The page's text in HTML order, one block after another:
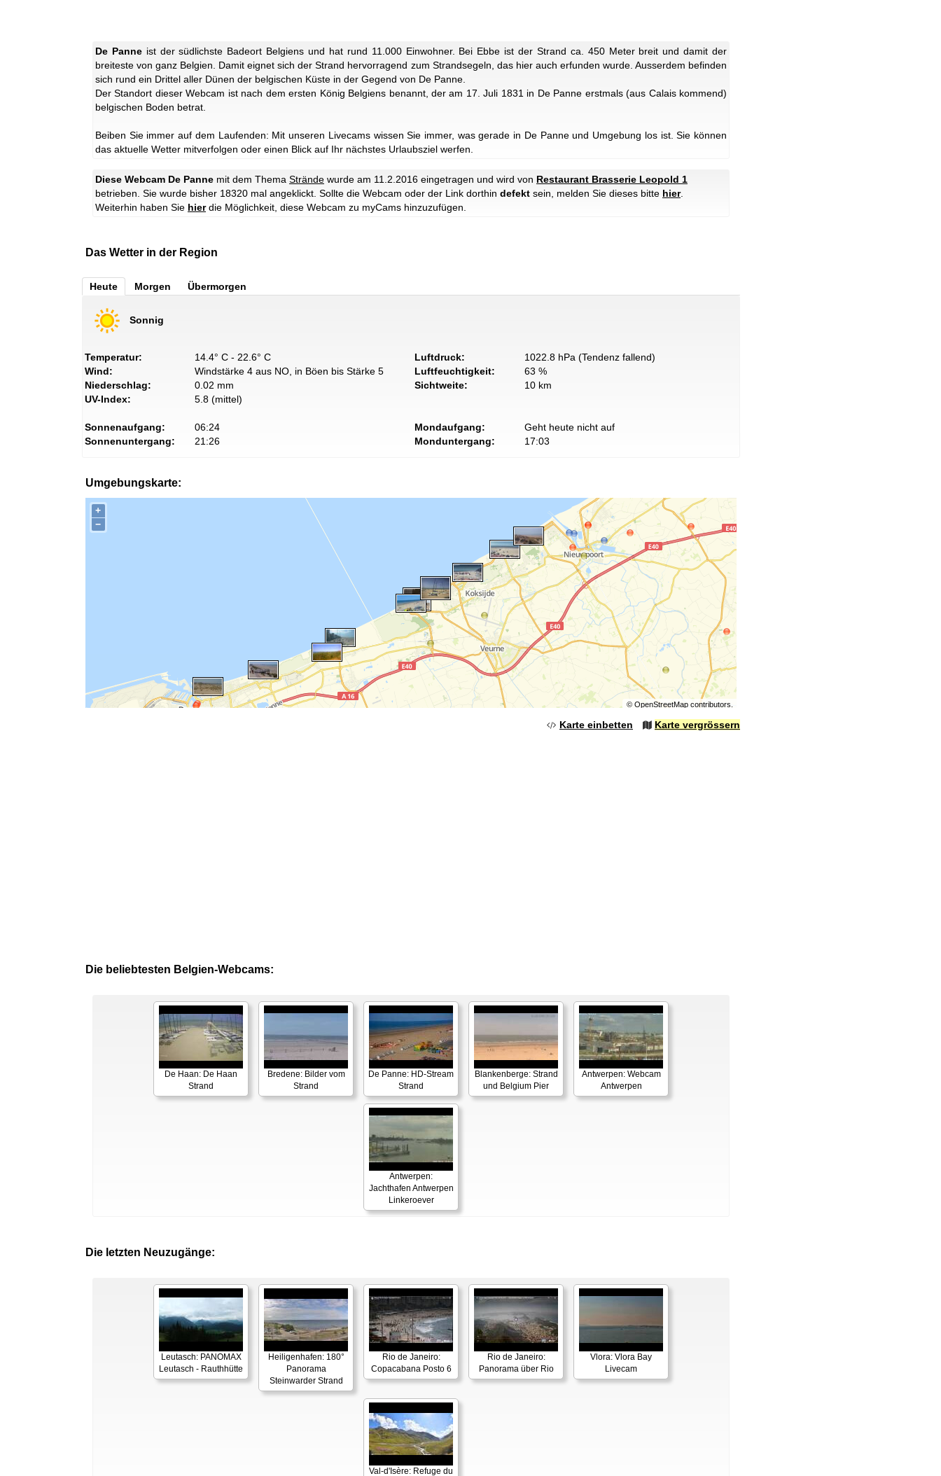
De Panneist der südlichste Badeort Belgiens und hat rund 11.000 Einwohner. Bei Ebbe ist der Strand ca. 450 Meter breit und damit der
breiteste von ganz Belgien. Damit eignet sich der Strand hervorragend zum Strandsegeln, das hier auch erfunden wurde. Ausserdem befinden
sich rund ein Drittel aller Dünen der belgischen Küste in der Gegend von De Panne.
Der Standort dieser Webcam ist nach dem ersten König Belgiens benannt, der am 17. Juli 1831 in De Panne erstmals (aus Calais kommend)
belgischen Boden betrat.
Beiben Sie immer auf dem Laufenden: Mit unseren Livecams wissen Sie immer, was gerade in De Panne und Umgebung los ist. Sie können
das aktuelle Wetter mitverfolgen oder einen Blick auf Ihr nächstes Urlaubsziel werfen.
Diese Webcam De Panne mit dem Thema Strände wurde am 11.2.2016 eingetragen und wird von Restaurant Brasserie Leopold 1
betrieben. Sie wurde bisher 18320 mal angeklickt. Sollte die Webcam oder der Link dorthin defekt sein, melden Sie dieses bitte hier.
Weiterhin haben Sie hierdie Möglichkeit, diese Webcam zu myCams hinzuzufügen.
Das Wetter in der Region
Heute Morgen Übermorgen
Sonnig
Temperatur:
14.4° C - 22.6° C
Wind:
Windstärke 4 aus NO, in Böen bis Stärke 5
Niederschlag:
0.02 mm
UV-Index:
5.8 (mittel)
Luftdruck:
1022.8 hPa (Tendenz fallend)
Luftfeuchtigkeit:
63 %
Sichtweite:
10 km
Sonnenaufgang:
06:24
Sonnenuntergang:
21:26
Mondaufgang:
Geht heute nicht auf
Monduntergang:
17:03
Umgebungskarte:
+
−
© OpenStreetMapcontributors.
Karte einbetten Karte vergrössern
Die beliebtesten Belgien-Webcams:
De Haan: De Haan
Strand
Bredene: Bilder vom
Strand
De Panne: HD-Stream
Strand
Blankenberge: Strand
und Belgium Pier
Antwerpen: Webcam
Antwerpen
Antwerpen:
Jachthafen Antwerpen
Linkeroever
Die letzten Neuzugänge:
Leutasch: PANOMAX
Leutasch - Rauthhütte
Heiligenhafen: 180°
Panorama
Steinwarder Strand
Rio de Janeiro:
Copacabana Posto 6
Rio de Janeiro:
Panorama über Rio
Vlora: Vlora Bay
Livecam
Val-d'Isère: Refuge du